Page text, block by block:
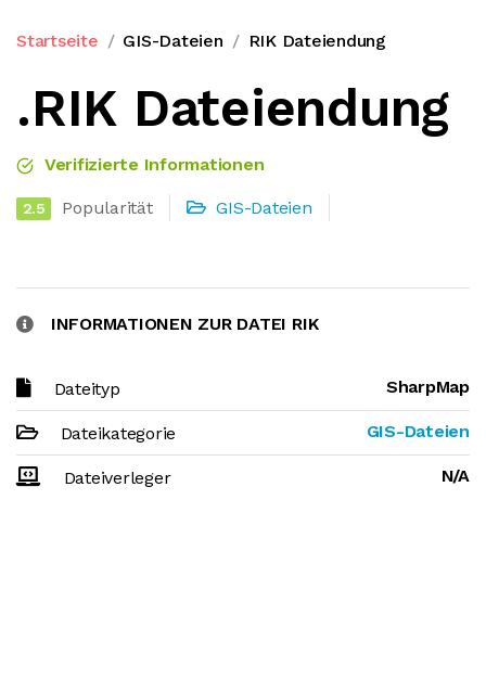
Startseite GIS-Dateien RIK Dateiendung
.RIK Dateiendung
Verifizierte Informationen
2.5 Popularität GIS-Dateien
INFORMATIONEN ZUR DATEI RIK
Dateityp SharpMap
Dateikategorie GIS-Dateien
Dateiverleger N/A